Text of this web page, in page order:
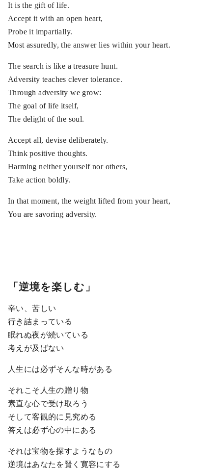
It is the gift of life.
Accept it with an open heart,
Probe it impartially.
Most assuredly, the answer lies within your heart.
The search is like a treasure hunt.
Adversity teaches clever tolerance.
Through adversity we grow:
The goal of life itself,
The delight of the soul.
Accept all, devise deliberately.
Think positive thoughts.
Harming neither yourself nor others,
Take action boldly.
In that moment, the weight lifted from your heart,
You are savoring adversity.
「逆境を楽しむ」
辛い、苦しい
行き詰まっている
眠れぬ夜が続いている
考えが及ばない
人生には必ずそんな時がある
それこそ人生の贈り物
素直な心で受け取ろう
そして客観的に見究める
答えは必ず心の中にある
それは宝物を探すようなもの
逆境はあなたを賢く寛容にする